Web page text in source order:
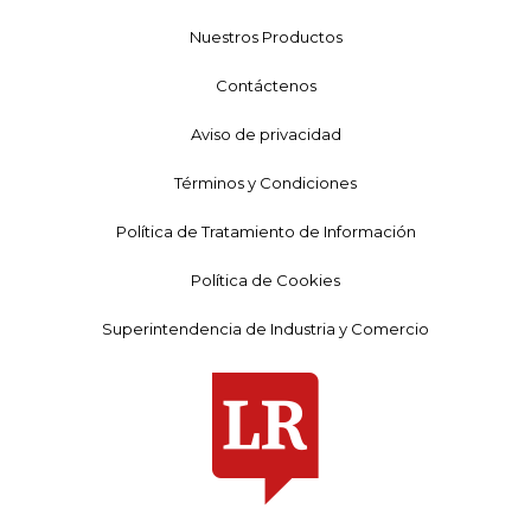
Nuestros Productos
Contáctenos
Aviso de privacidad
Términos y Condiciones
Política de Tratamiento de Información
Política de Cookies
Superintendencia de Industria y Comercio